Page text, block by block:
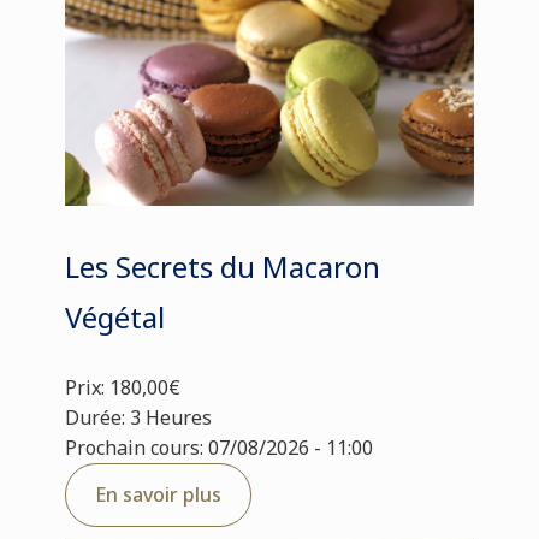
Les Secrets du Macaron
Végétal
Prix: 180,00€
Durée: 3 Heures
Prochain cours: 07/08/2026 - 11:00
En savoir plus